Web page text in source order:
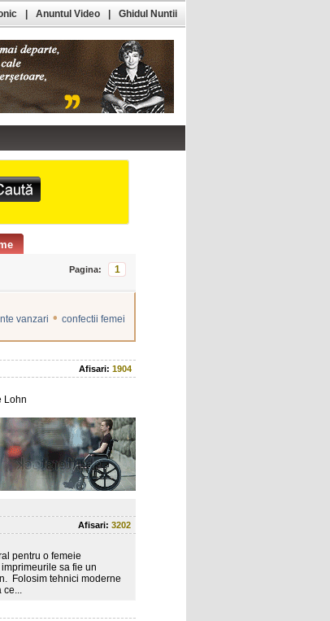
Pagina: 1
vanzari • confectii femei
Afisari: 1904
Lohn
Afisari: 3202
pentru o femeie
sa fie un
Folosim tehnici moderne
ce...
Anuntul Video Ghidul Nuntii